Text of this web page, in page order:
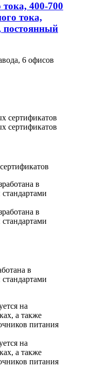
400-700
тока,
постоянный
в